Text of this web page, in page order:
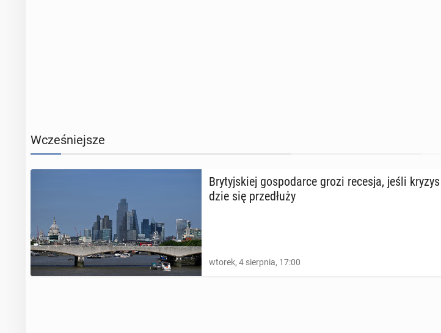
Wcześniejsze
Bry­tyj­skiej go­spo­dar­ce grozi recesja, jeśli
dzie się prze­dłu­ży
wtorek, 4 sierpnia, 17:00